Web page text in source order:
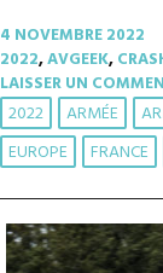
4 NOVEMBRE 2022
2022,AVGEEK,
LAISSER UN
2022 ARMÉE
EUROPE
FRANCE